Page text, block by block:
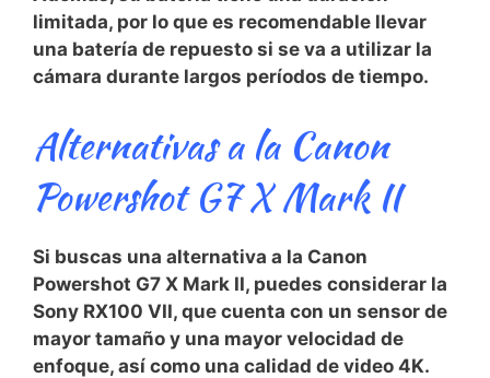
limitada,‌ por lo que ⁤es recomendable llevar
una batería de repuesto si se va a utilizar la
cámara ⁣durante largos períodos de tiempo.
Alternativas ⁢a la Canon
Powershot G7 X Mark II
Si buscas una ⁤alternativa a la‍ Canon
Powershot G7 X Mark II, puedes⁢ considerar ⁢la
Sony RX100 VII, que cuenta con un sensor⁢ de
mayor⁣ tamaño‍ y una mayor ‌velocidad de
enfoque, así como una calidad de video 4K.